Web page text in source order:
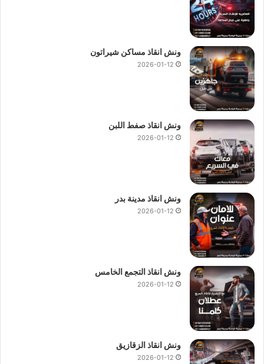
ونش انقاذ مساكن شيراتون
2026-01-12
ونش انقاذ صفط اللبن
2026-01-12
ونش انقاذ مدينة بدر
2026-01-12
ونش انقاذ التجمع الخامس
2026-01-12
ونش انقاذ الزقازيق
2026-01-12